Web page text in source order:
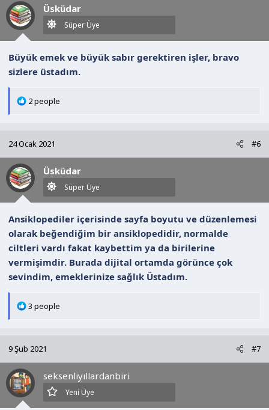
e
r
Üsküdar
Süper Üye
Büyük emek ve büyük sabır gerektiren işler, bravo
sizlere üstadım.
T
i
l
e
r
2 people
24 Ocak 2021 #6
Üsküdar
Süper Üye
Ansiklopediler içerisinde sayfa boyutu ve düzenlemesi
olarak beğendiğim bir ansiklopedidir, normalde
ciltleri vardı fakat kaybettim ya da birilerine
vermişimdir. Burada dijital ortamda görünce çok
sevindim, emeklerinize sağlık Üstadım.
T
l
e
r
3 people
9 Şub 2021 #7
seksenliyıllardanbiri
Yeni Üye